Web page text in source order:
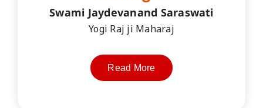
Swami Jaydevanand Saraswati
Yogi Raj ji Maharaj
Read More